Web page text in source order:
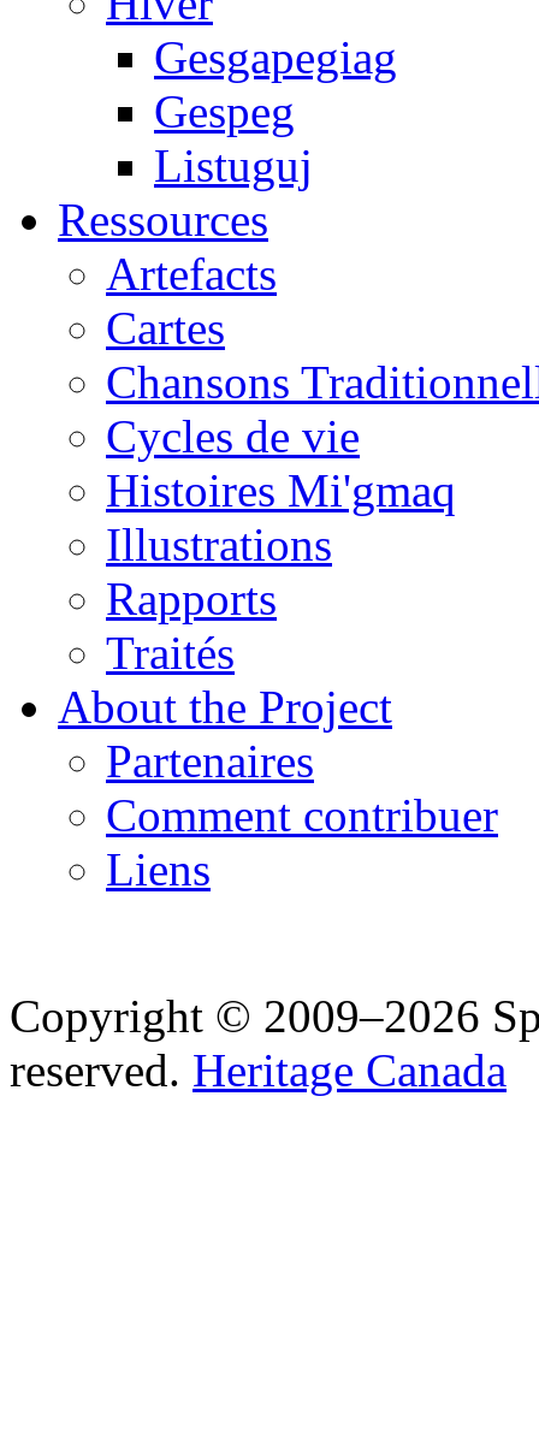
Gesgapegiag
Gespeg
Listuguj
Ressources
Artefacts
Cartes
Chansons
Cycles de vie
Histoires Mi'gmaq
Illustrations
Rapports
Traités
About the Project
Partenaires
Comment contribuer
Liens
Copyright © 2009–2026
reserved. Heritage Canada